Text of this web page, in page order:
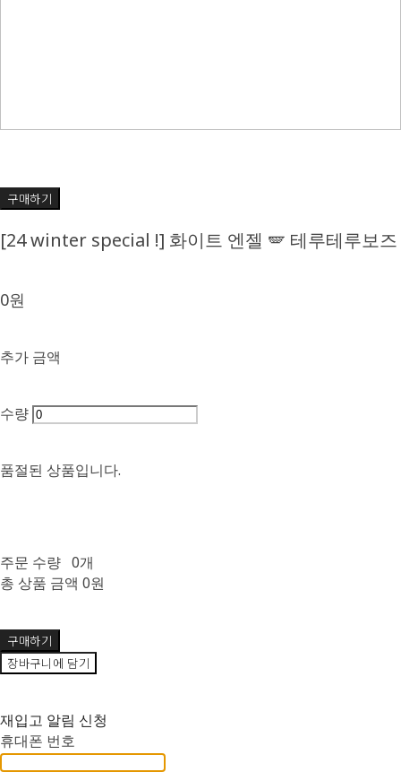
구매하기
[24 winter special !] 화이트 엔젤 🪽 테루테루보즈
0원
추가 금액
수량
품절된 상품입니다.
주문 수량 0개
총 상품 금액 0원
구매하기
장바구니에 담기
재입고 알림 신청
휴대폰 번호